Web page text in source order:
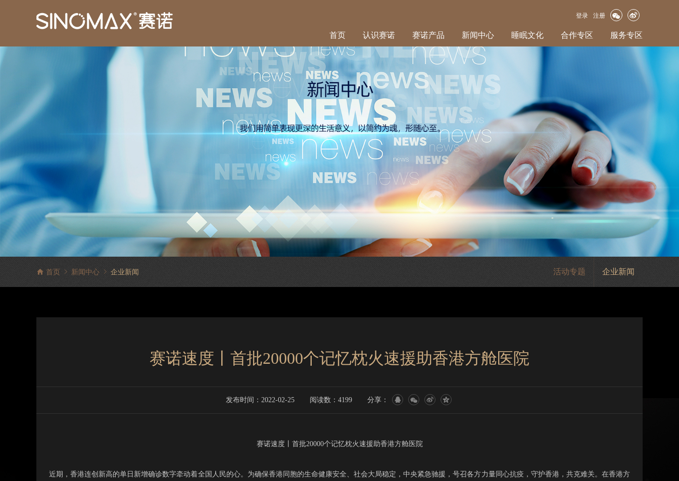
登录 注册
首页 认识赛诺 赛诺产品 新闻中心 睡眠文化 合作专区 服务专区
首页 新闻中心 企业新闻 活动专题 企业新闻
赛诺速度丨首批20000个记忆枕火速援助香港方舱医院
发布时间：2022-02-25 阅读数：4199 分享：
赛诺速度丨首批20000个记忆枕火速援助香港方舱医院
近期，香港连创新高的单日新增确诊数字牵动着全国人民的心。为确保香港同胞的生命健康安全、社会大局稳定，中央紧急驰援，号召各方力量同心抗疫，守护香港，共克难关。在香港方